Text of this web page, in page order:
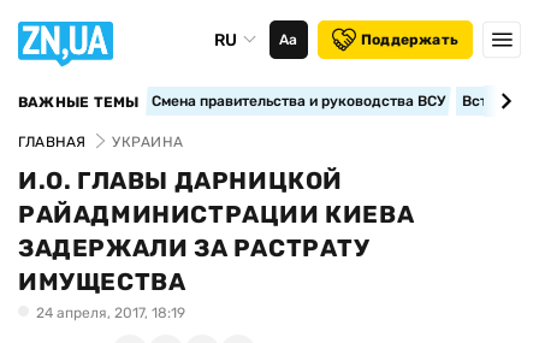
RU Аа Поддержать
ВАЖНЫЕ ТЕМЫ Смена правительства и руководства ВСУ
ГЛАВНАЯ УКРАИНА
И.О. ГЛАВЫ ДАРНИЦКОЙ
РАЙАДМИНИСТРАЦИИ КИЕВА
ЗАДЕРЖАЛИ ЗА РАСТРАТУ
ИМУЩЕСТВА
24 апреля, 2017, 18:19